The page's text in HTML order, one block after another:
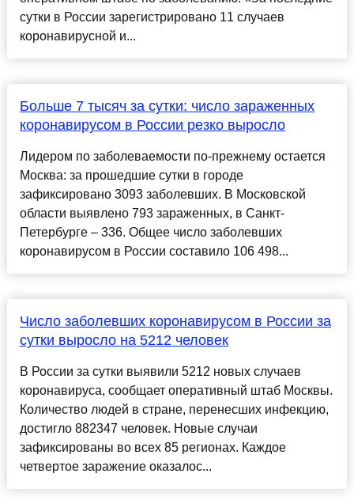
сутки в России зарегистрировано 11 случаев
коронавирусной и...
Больше 7 тысяч за сутки: число зараженных
коронавирусом в России резко выросло
Лидером по заболеваемости по-прежнему остается
Москва: за прошедшие сутки в городе
зафиксировано 3093 заболевших. В Московской
области выявлено 793 зараженных, в Санкт-
Петербурге – 336. Общее число заболевших
коронавирусом в России составило 106 498...
Число заболевших коронавирусом в России за
сутки выросло на 5212 человек
В России за сутки выявили 5212 новых случаев
коронавируса, сообщает оперативный штаб Москвы.
Количество людей в стране, перенесших инфекцию,
достигло 882347 человек. Новые случаи
зафиксированы во всех 85 регионах. Каждое
четвертое заражение оказалос...